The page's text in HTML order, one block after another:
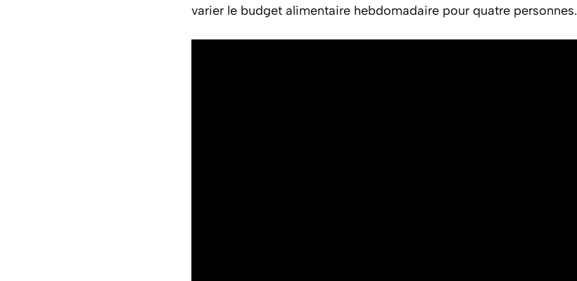
varier le budget alimentaire hebdomadaire pour quatre personnes.